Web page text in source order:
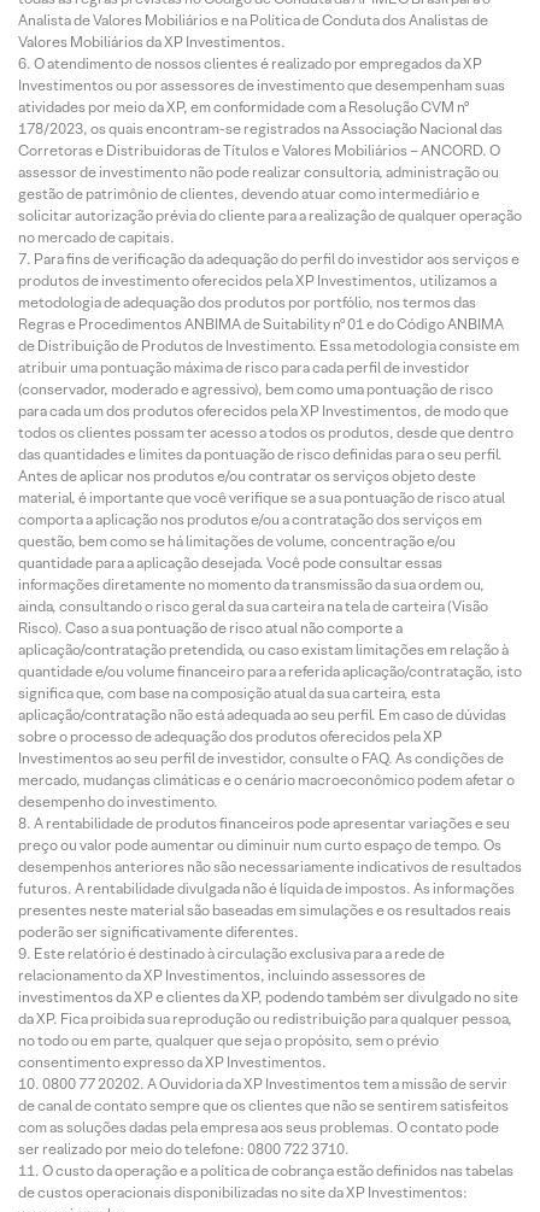
Analista de Valores Mobiliários e na Política de Conduta dos Analistas de
Valores Mobiliários da XP Investimentos.
O atendimento de nossos clientes é realizado por empregados da XP
Investimentos ou por assessores de investimento que desempenham suas
atividades por meio da XP, em conformidade com a Resolução CVM nº
178/2023, os quais encontram-se registrados na Associação Nacional das
Corretoras e Distribuidoras de Títulos e Valores Mobiliários – ANCORD. O
assessor de investimento não pode realizar consultoria, administração ou
gestão de patrimônio de clientes, devendo atuar como intermediário e
solicitar autorização prévia do cliente para a realização de qualquer operação
no mercado de capitais.
Para fins de verificação da adequação do perfil do investidor aos serviços e
produtos de investimento oferecidos pela XP Investimentos, utilizamos a
metodologia de adequação dos produtos por portfólio, nos termos das
Regras e Procedimentos ANBIMA de Suitability nº 01 e do Código ANBIMA
de Distribuição de Produtos de Investimento. Essa metodologia consiste em
atribuir uma pontuação máxima de risco para cada perfil de investidor
(conservador, moderado e agressivo), bem como uma pontuação de risco
para cada um dos produtos oferecidos pela XP Investimentos, de modo que
todos os clientes possam ter acesso a todos os produtos, desde que dentro
das quantidades e limites da pontuação de risco definidas para o seu perfil.
Antes de aplicar nos produtos e/ou contratar os serviços objeto deste
material, é importante que você verifique se a sua pontuação de risco atual
comporta a aplicação nos produtos e/ou a contratação dos serviços em
questão, bem como se há limitações de volume, concentração e/ou
quantidade para a aplicação desejada. Você pode consultar essas
informações diretamente no momento da transmissão da sua ordem ou,
ainda, consultando o risco geral da sua carteira na tela de carteira (Visão
Risco). Caso a sua pontuação de risco atual não comporte a
aplicação/contratação pretendida, ou caso existam limitações em relação à
quantidade e/ou volume financeiro para a referida aplicação/contratação, isto
significa que, com base na composição atual da sua carteira, esta
aplicação/contratação não está adequada ao seu perfil. Em caso de dúvidas
sobre o processo de adequação dos produtos oferecidos pela XP
Investimentos ao seu perfil de investidor, consulte o FAQ. As condições de
mercado, mudanças climáticas e o cenário macroeconômico podem afetar o
desempenho do investimento.
A rentabilidade de produtos financeiros pode apresentar variações e seu
preço ou valor pode aumentar ou diminuir num curto espaço de tempo. Os
desempenhos anteriores não são necessariamente indicativos de resultados
futuros. A rentabilidade divulgada não é líquida de impostos. As informações
presentes neste material são baseadas em simulações e os resultados reais
poderão ser significativamente diferentes.
Este relatório é destinado à circulação exclusiva para a rede de
relacionamento da XP Investimentos, incluindo assessores de
investimentos da XP e clientes da XP, podendo também ser divulgado no site
da XP. Fica proibida sua reprodução ou redistribuição para qualquer pessoa,
no todo ou em parte, qualquer que seja o propósito, sem o prévio
consentimento expresso da XP Investimentos.
0800 77 20202. A Ouvidoria da XP Investimentos tem a missão de servir
de canal de contato sempre que os clientes que não se sentirem satisfeitos
com as soluções dadas pela empresa aos seus problemas. O contato pode
ser realizado por meio do telefone: 0800 722 3710.
O custo da operação e a política de cobrança estão definidos nas tabelas
de custos operacionais disponibilizadas no site da XP Investimentos: